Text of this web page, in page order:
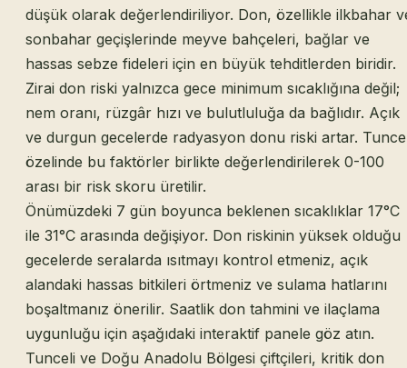
düşük olarak değerlendiriliyor. Don, özellikle ilkbahar
sonbahar geçişlerinde meyve bahçeleri, bağlar ve
hassas sebze fideleri için en büyük tehditlerden biridir.
Zirai don riski yalnızca gece minimum sıcaklığına değil;
nem oranı, rüzgâr hızı ve bulutluluğa da bağlıdır. Açık
ve durgun gecelerde radyasyon donu riski artar.
özelinde bu faktörler birlikte değerlendirilerek 0-100
arası bir risk skoru üretilir.
Önümüzdeki 7 gün boyunca beklenen sıcaklıklar 17°C
ile 31°C arasında değişiyor. Don riskinin yüksek olduğu
gecelerde seralarda ısıtmayı kontrol etmeniz, açık
alandaki hassas bitkileri örtmeniz ve sulama hatlarını
boşaltmanız önerilir. Saatlik don tahmini ve ilaçlama
uygunluğu için aşağıdaki interaktif panele göz atın.
Tunceli ve Doğu Anadolu Bölgesi çiftçileri, kritik don